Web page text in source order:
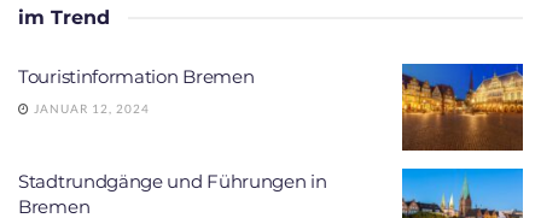
im Trend
Touristinformation Bremen
JANUAR 12, 2024
Stadtrundgänge und Führungen in
Bremen